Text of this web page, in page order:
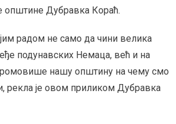
општине Дубравка Кораћ.
радом не само да чини велика
подунавских Немаца, већ и на
нашу општину на чему смо
рекла је овом приликом Дубравка